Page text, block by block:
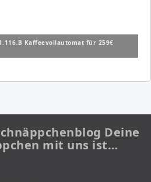
Kaffeevollautomat für 259€
Deine
mit uns ist…